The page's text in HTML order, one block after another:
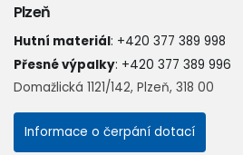
Plzeň
Hutní materiál: +420 377 389 998
Přesné výpalky: +420 377 389 996
Domažlická 1121/142, Plzeň, 318 00
Informace o čerpání dotací